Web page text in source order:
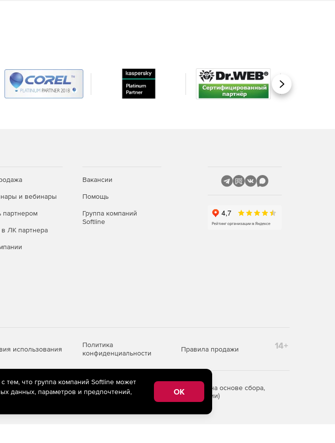
Вперед
и вебинары
партнером
в ЛК партнера
Вакансии
Помощь
Группа компаний
Softline
использования
Политика
конфиденциальности
Правила продажи 14+
(информационные технологии предоставления информации на основе сбора,
«Интернет», находящихся на территории Российской Федерации)
тем, что группа компаний Softline может
данных, параметров и предпочтений,
OK